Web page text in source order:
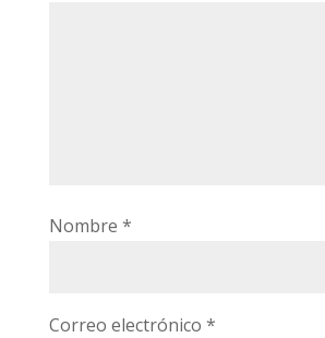
Nombre *
Correo electrónico *